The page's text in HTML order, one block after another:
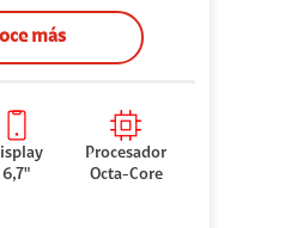
más
6,7"
Procesador
Octa-Core